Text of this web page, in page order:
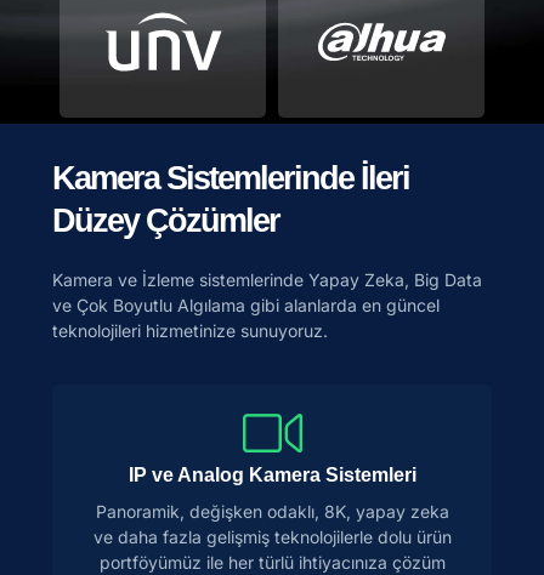
Kamera Sistemlerinde İleri
Düzey Çözümler
Kamera ve İzleme sistemlerinde Yapay Zeka, Big Data
ve Çok Boyutlu Algılama gibi alanlarda en güncel
teknolojileri hizmetinize sunuyoruz.
IP ve Analog Kamera Sistemleri
Panoramik, değişken odaklı, 8K, yapay zeka
ve daha fazla gelişmiş teknolojilerle dolu ürün
portföyümüz ile her türlü ihtiyacınıza çözüm